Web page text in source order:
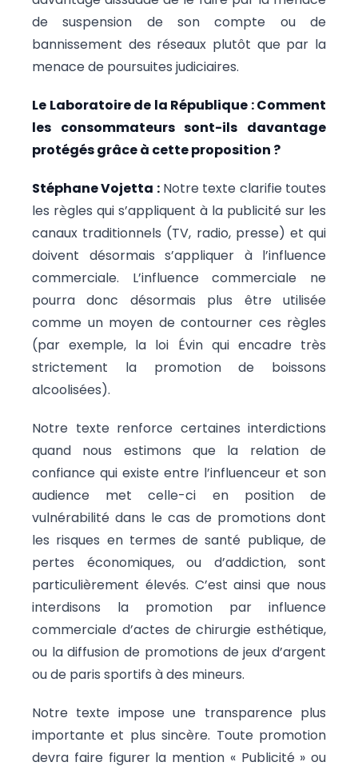
de suspension de son compte ou de
bannissement des réseaux plutôt que par la
menace de poursuites judiciaires.
Le Laboratoire de la République : Comment
les consommateurs sont-ils davantage
protégés grâce à cette proposition ?
Stéphane Vojetta :Notre texte clarifie toutes
les règles qui s’appliquent à la publicité sur les
canaux traditionnels (TV, radio, presse) et qui
doivent désormais s’appliquer à l’influence
commerciale. L’influence commerciale ne
pourra donc désormais plus être utilisée
comme un moyen de contourner ces règles
(par exemple, la loi Évin qui encadre très
strictement la promotion de boissons
alcoolisées).
Notre texte renforce certaines interdictions
quand nous estimons que la relation de
confiance qui existe entre l’influenceur et son
audience met celle-ci en position de
vulnérabilité dans le cas de promotions dont
les risques en termes de santé publique, de
pertes économiques, ou d’addiction, sont
particulièrement élevés. C’est ainsi que nous
interdisons la promotion par influence
commerciale d’actes de chirurgie esthétique,
ou la diffusion de promotions de jeux d’argent
ou de paris sportifs à des mineurs.
Notre texte impose une transparence plus
importante et plus sincère. Toute promotion
devra faire figurer la mention « Publicité » ou